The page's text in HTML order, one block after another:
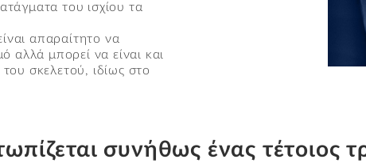
του ισχίου τα
απαραίτητο να
αλλά μπορεί να είναι και
σκελετού, ιδίως στο
συνήθως ένας τέτοιος